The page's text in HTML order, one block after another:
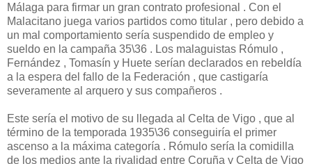
Málaga para firmar un gran contrato profesional . Con el
Malacitano juega varios partidos como titular , pero debido a
un mal comportamiento sería suspendido de empleo y
sueldo en la campaña 35\36 . Los malaguistas Rómulo ,
Fernández , Tomasín y Huete serían declarados en rebeldía
a la espera del fallo de la Federación , que castigaría
severamente al arquero y sus compañeros .
Este sería el motivo de su llegada al Celta de Vigo , que al
término de la temporada 1935\36 conseguiría el primer
ascenso a la máxima categoría . Rómulo sería la comidilla
de los medios ante la rivalidad entre Coruña y Celta de Vigo